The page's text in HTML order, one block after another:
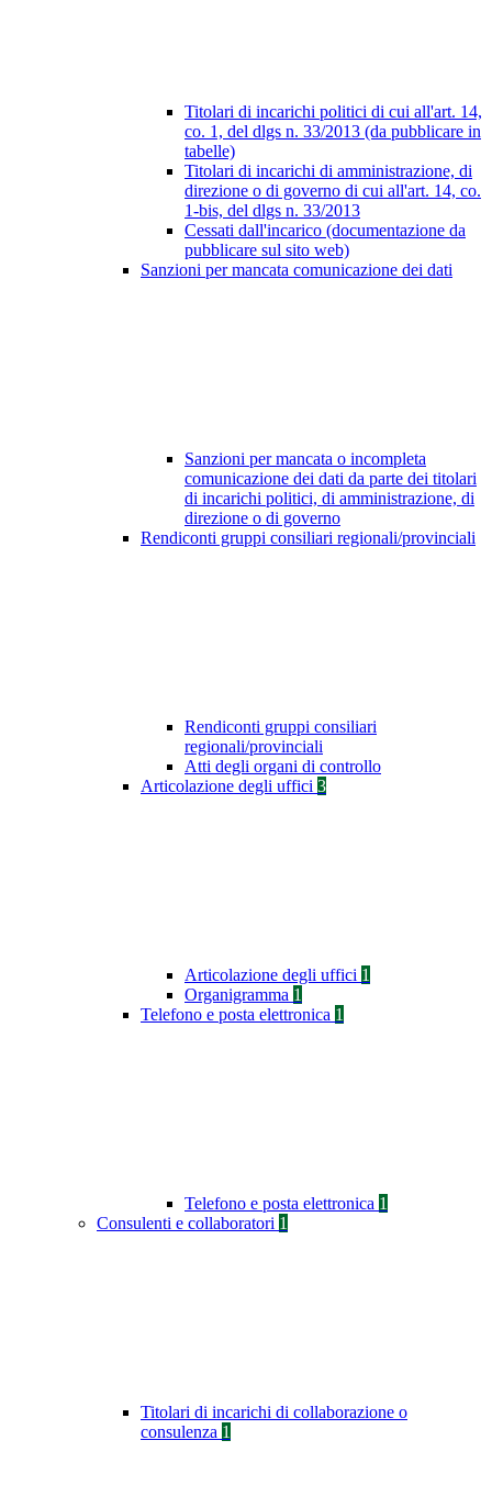
Titolari di incarichi politici di cui all'art. 14,
co. 1, del dlgs n. 33/2013 (da pubblicare in
tabelle)
Titolari di incarichi di amministrazione, di
direzione o di governo di cui all'art. 14, co.
1-bis, del dlgs n. 33/2013
Cessati dall'incarico (documentazione da
pubblicare sul sito web)
Sanzioni per mancata comunicazione dei dati
Sanzioni per mancata o incompleta
comunicazione dei dati da parte dei titolari
di incarichi politici, di amministrazione, di
direzione o di governo
Rendiconti gruppi consiliari regionali/provinciali
Rendiconti gruppi consiliari
regionali/provinciali
Atti degli organi di controllo
Articolazione degli uffici 3
Articolazione degli uffici 1
Organigramma 1
Telefono e posta elettronica 1
Telefono e posta elettronica 1
Consulenti e collaboratori 1
Titolari di incarichi di collaborazione o
consulenza 1